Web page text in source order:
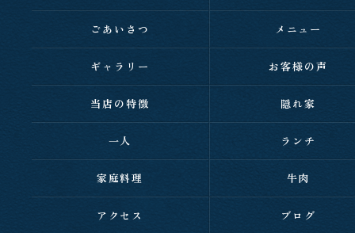
ごあいさつ メニュー
ギャラリー お客様の声
当店の特徴 隠れ家
一人 ランチ
家庭料理 牛肉
アクセス ブログ